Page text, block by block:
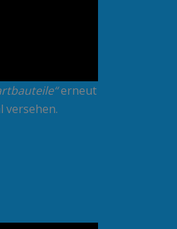
erneut
versehen.